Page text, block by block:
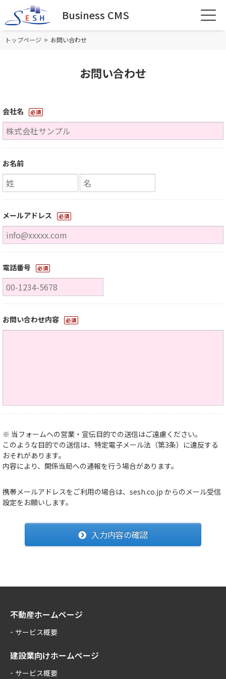
Business CMS
トップページ お問い合わせ
お問い合わせ
会社名 必須
お名前
メールアドレス 必須
電話番号 必須
お問い合わせ内容 必須
※ 当フォームへの営業・宣伝目的での送信はご遠慮ください。
このような目的での送信は、特定電子メール法（第3条）に違反する
おそれがあります。
内容により、関係当局への通報を行う場合があります。
携帯メールアドレスをご利用の場合は、sesh.co.jp からのメール受信
設定をお願いします。
入力内容の確認
不動産ホームページ
サービス概要
建設業向けホームページ
サービス概要